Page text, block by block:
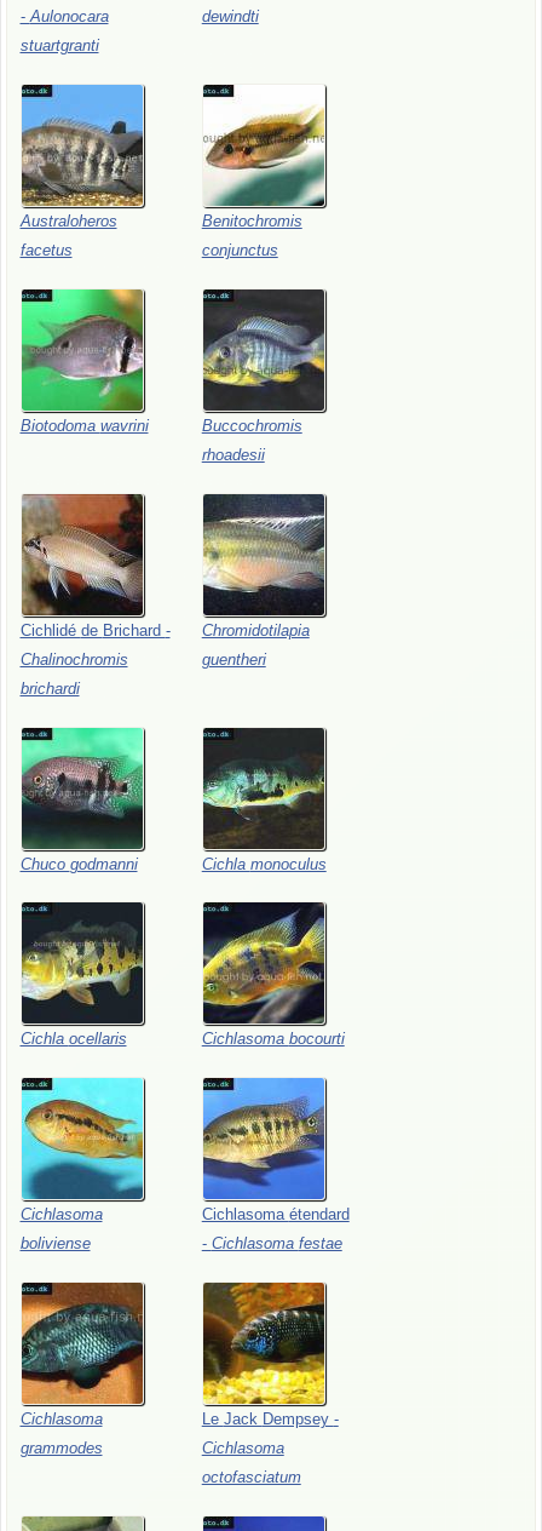
-Aulonocara
stuartgranti
dewindti
Australoheros
facetus
Benitochromis
conjunctus
Biotodoma wavrini
Buccochromis
rhoadesii
Cichlidé de Brichard -
Chalinochromis
brichardi
Chromidotilapia
guentheri
Chuco godmanni Cichla monoculus
Cichla ocellaris Cichlasoma bocourti
Cichlasoma
boliviense
Cichlasoma étendard
- Cichlasoma festae
Cichlasoma
grammodes
Le Jack Dempsey -
Cichlasoma
octofasciatum